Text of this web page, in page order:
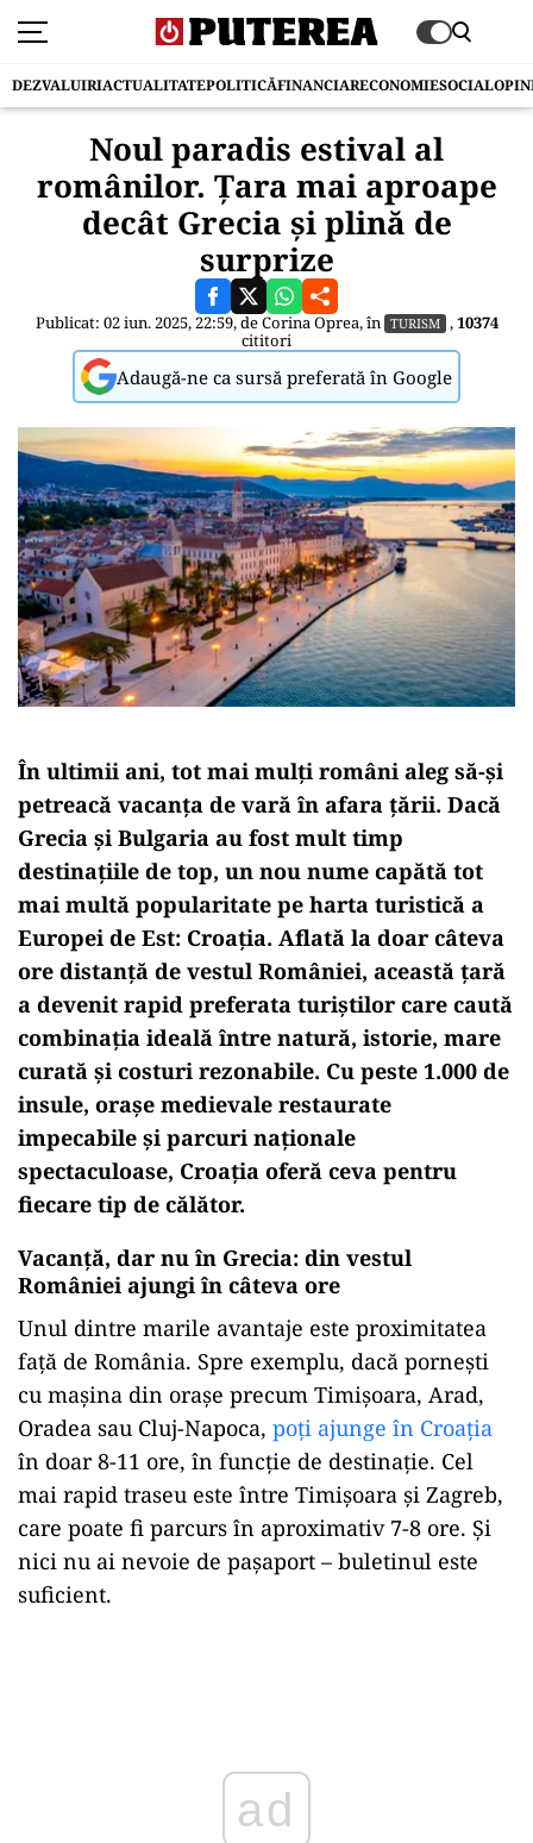
DEZVALUIRIACTUALITATEPOLITICĂFINANCIARECONOMIESOCIAL
Noul paradis estival al
românilor. Țara mai aproape
decât Grecia și plină de
surprize
Publicat: 02 iun. 2025, 22:59, deCorina Oprea, în TURISM ,10374
cititori
Adaugă-ne ca sursă preferată în Google
În ultimii ani, tot mai mulți români aleg să-și
petreacă vacanța de vară în afara țării. Dacă
Grecia și Bulgaria au fost mult timp
destinațiile de top, un nou nume capătă tot
mai multă popularitate pe harta turistică a
Europei de Est: Croația. Aflată la doar câteva
ore distanță de vestul României, această țară
a devenit rapid preferata turiștilor care caută
combinația ideală între natură, istorie, mare
curată și costuri rezonabile. Cu peste 1.000 de
insule, orașe medievale restaurate
impecabile și parcuri naționale
spectaculoase, Croația oferă ceva pentru
fiecare tip de călător.
Vacanță, dar nu în Grecia: din vestul
României ajungi în câteva ore
Unul dintre marile avantaje este proximitatea
față de România. Spre exemplu, dacă pornești
cu mașina din orașe precum Timișoara, Arad,
Oradea sau Cluj-Napoca, poți ajunge în Croația
în doar 8-11 ore, în funcție de destinație. Cel
mai rapid traseu este între Timișoara și Zagreb,
care poate fi parcurs în aproximativ 7-8 ore. Și
nici nu ai nevoie de pașaport – buletinul este
suficient.